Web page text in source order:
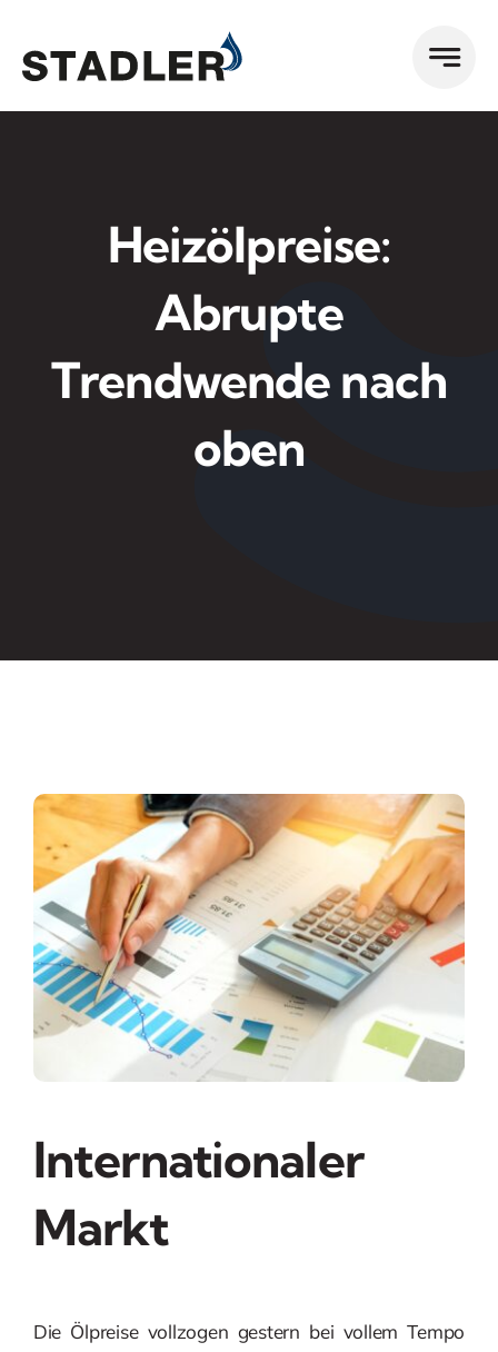
Inhalt
springen
Heizölpreise:
Abrupte
Trendwende nach
oben
Internationaler
Markt
Die Ölpreise vollzogen gestern bei vollem Tempo